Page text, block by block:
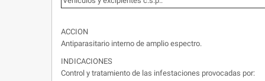
ACCION
Antiparasitario interno de amplio espectro.
INDICACIONES
Control y tratamiento de las infestaciones provocadas por: